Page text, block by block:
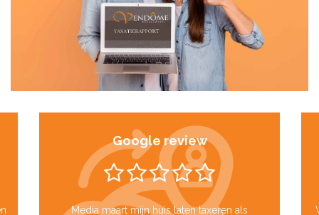
Google review
Media maart mijn huis laten taxeren als